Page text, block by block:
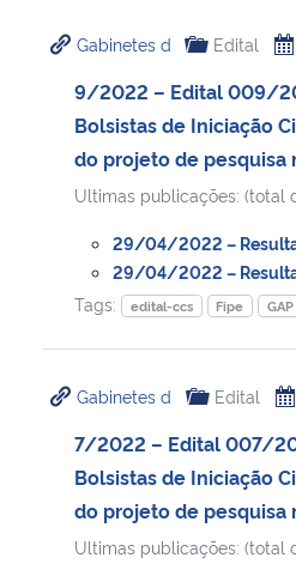
Gabinetes d Edital
9/2022 – Edital 009/
Bolsistas de Iniciação
do projeto de pesquisa
Ultimas publicações: (total
29/04/2022 –
29/04/2022 –
Tags:
edital-ccs Fipe
Gabinetes d Edital
7/2022 – Edital 007/
Bolsistas de Iniciação
do projeto de pesquisa
Ultimas publicações: (total